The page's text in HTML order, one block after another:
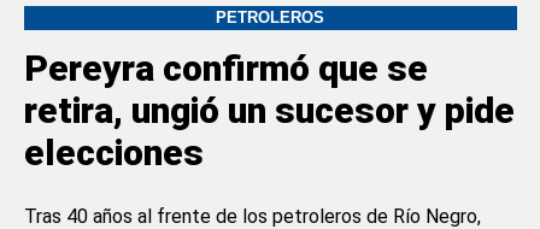
PETROLEROS
Pereyra confirmó que se
retira, ungió un sucesor y pide
elecciones
Tras 40 años al frente de los petroleros de Río Negro,